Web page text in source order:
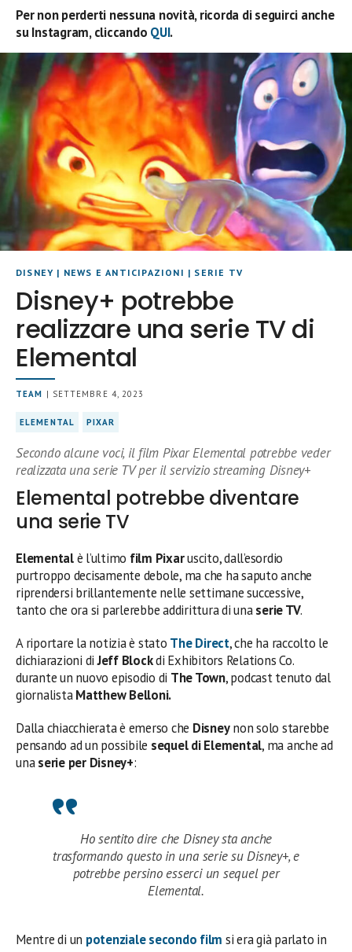
Per non perderti nessuna novità, ricorda di seguirci anche
su Instagram, cliccando QUI.
DISNEY | NEWS E ANTICIPAZIONI | SERIE TV
Disney+ potrebbe
realizzare una serie TV di
Elemental
TEAM | SETTEMBRE 4, 2023
ELEMENTAL PIXAR
Secondo alcune voci, il film Pixar Elemental potrebbe veder
realizzata una serie TV per il servizio streaming Disney+
Elemental potrebbe diventare
una serie TV
Elementalè l’ultimo film Pixaruscito, dall’esordio
purtroppo decisamente debole, ma che ha saputo anche
riprendersi brillantemente nelle settimane successive,
tanto che ora si parlerebbe addirittura di unaserie TV.
A riportare la notizia è stato The Direct, che ha raccolto le
dichiarazioni diJeff Blockdi Exhibitors Relations Co.
durante un nuovo episodio di The Town, podcast tenuto dal
giornalistaMatthew Belloni.
Dalla chiacchierata è emerso che Disneynon solo starebbe
pensando ad un possibile sequel di Elemental, ma anche ad
unaserie per Disney+:
Ho sentito dire che Disney sta anche
trasformando questo in una serie su Disney+, e
potrebbe persino esserci un sequel per
Elemental.
Mentre di un potenziale secondo film si era già parlato in